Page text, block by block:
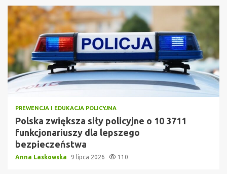
PREWENCJA I EDUKACJA POLICYJNA
Polska zwiększa siły policyjne o 10 3711
funkcjonariuszy dla lepszego
bezpieczeństwa
Anna Laskowska 9 lipca 2026 110